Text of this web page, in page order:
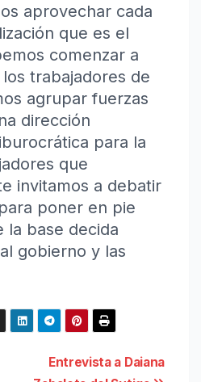
aprovechar cada
que es el
comenzar a
trabajadores de
agrupar fuerzas
dirección
para la
que
invitamos a debatir
poner en pie
la base decida
gobierno y las
Entrevista a Daiana